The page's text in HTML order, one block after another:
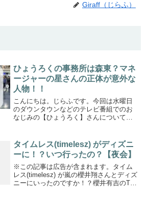
Giraff（じらふ）
ひょうろくの事務所は森東？マネ
ージャーの星さんの正体が意外な
人物！！
こんにちは。じらふです。今回は水曜日
のダウンタウンなどのテレビ番組でのお
なじみの【ひょうろく】さんについてに
と様々なシチュエーションで活躍されて
いるひょうろくさんですが...
タイムレス(timelesz) がディズニ
ーに！？いつ行ったの？【夜会】
※この記事は広告が含まれます。タイム
レス(timelesz) が嵐の櫻井翔さんとディズ
ニーにいったのですか！？櫻井有吉のThe